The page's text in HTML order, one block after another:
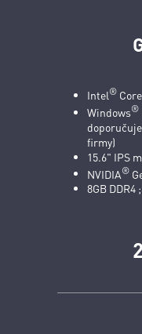
Intel®
Windows®
firmy)
15.6" IPS
NVIDIA®
8GB DDR4